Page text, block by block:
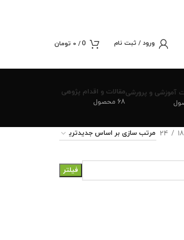
ورود / ثبت نام 0
/
0 تومان
آموزشی و پرورشیمقالات و اقدام پژوهی
68 محصول
18
24
فیلتر